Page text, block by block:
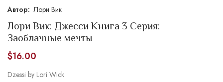
Лори Вик
Лори Вик: Джесси Книга 3 Серия:
Заоблачные мечты
$16.00
Dzessi by Lori Wick